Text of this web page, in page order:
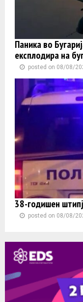
Паника во
експлодира на
posted on 08/08/
38-годишен
posted on 08/08/